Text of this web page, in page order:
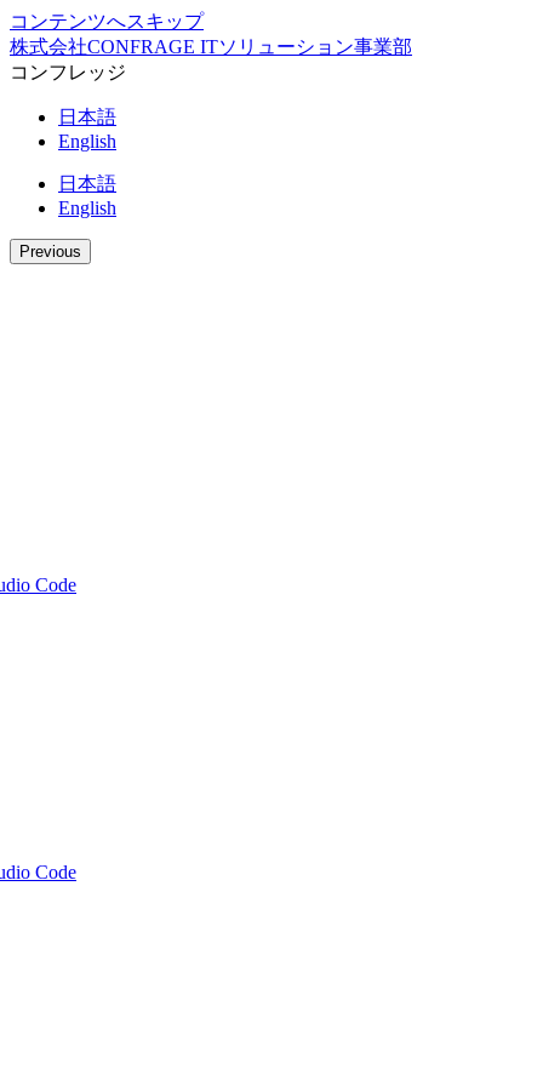
コンテンツへスキップ
株式会社CONFRAGE ITソリューション事業部
コンフレッジ
日本語
English
日本語
English
Previous
Code
Code